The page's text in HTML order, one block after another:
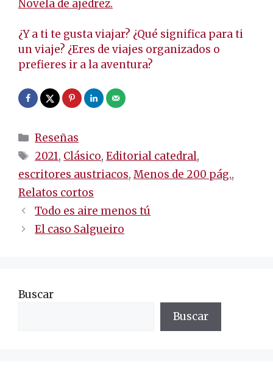
Novela de ajedrez.
¿Y a ti te gusta viajar? ¿Qué significa para ti
un viaje? ¿Eres de viajes organizados o
prefieres ir a la aventura?
Categorías
Reseñas
Etiquetas
2021, Clásico,Editorial catedral,
escritores austriacos, Menos de 200 pág.,
Relatos cortos
Navegación
de
entradas
Todo es aire menos tú
El caso Salgueiro
Buscar
Buscar